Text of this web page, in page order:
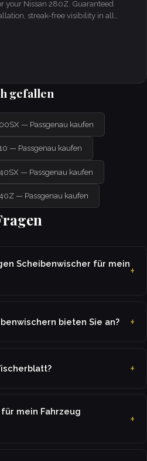
your Nissan 280Z. Guaranteed
streak-free visibility in all
gefallen
— Passgenau kaufen
— Passgenau kaufen
— Passgenau kaufen
— Passgenau kaufen
Scheibenwischer für mein
bieten Sie an?
mein Fahrzeug